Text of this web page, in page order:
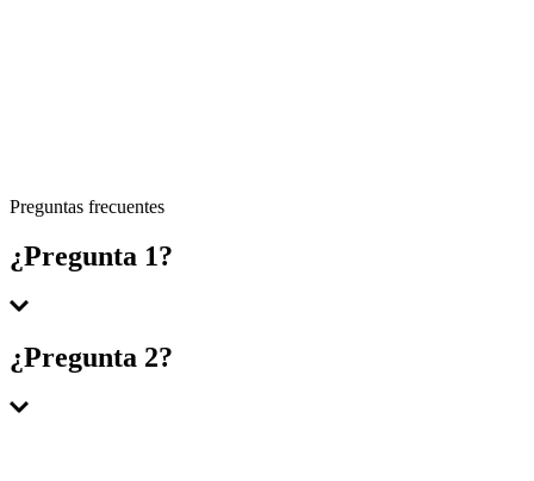
Preguntas frecuentes
¿Pregunta 1?
Respuesta 1
¿Pregunta 2?